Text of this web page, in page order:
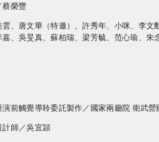
蔡榮豐
、唐文華（特邀）、許秀年、小咪、李文
嘉、吳旻真、蘇柏瑞、梁芳毓、范心瑜、朱
演前觸覺導聆委託製作／國家兩廳院 衛武營
計師／吳宜頴